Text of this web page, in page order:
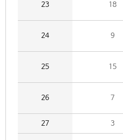
23 18
24 9
25 15
26 7
27 3